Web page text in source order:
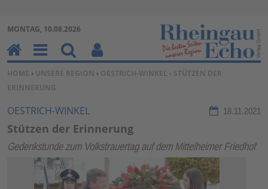
Zum Inhalt springen ↓
MONTAG, 10.08.2026
SIE BEFINDEN SICH HIER:
HOME › UNSERE REGION › OESTRICH-WINKEL › STÜTZEN DER
ERINNERUNG
OESTRICH-WINKEL 18.11.2021
Stützen der Erinnerung
Gedenkstunde zum Volkstrauertag auf dem Mittelheimer Friedhof
H
o
m
e
M
en
u
Su
ch
Be
nu
erf
un
kti
on
en